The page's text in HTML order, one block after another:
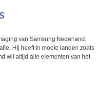
van Samsung Nederland.
Hij heeft in mooie landen zoals
wil altijd alle elementen van het